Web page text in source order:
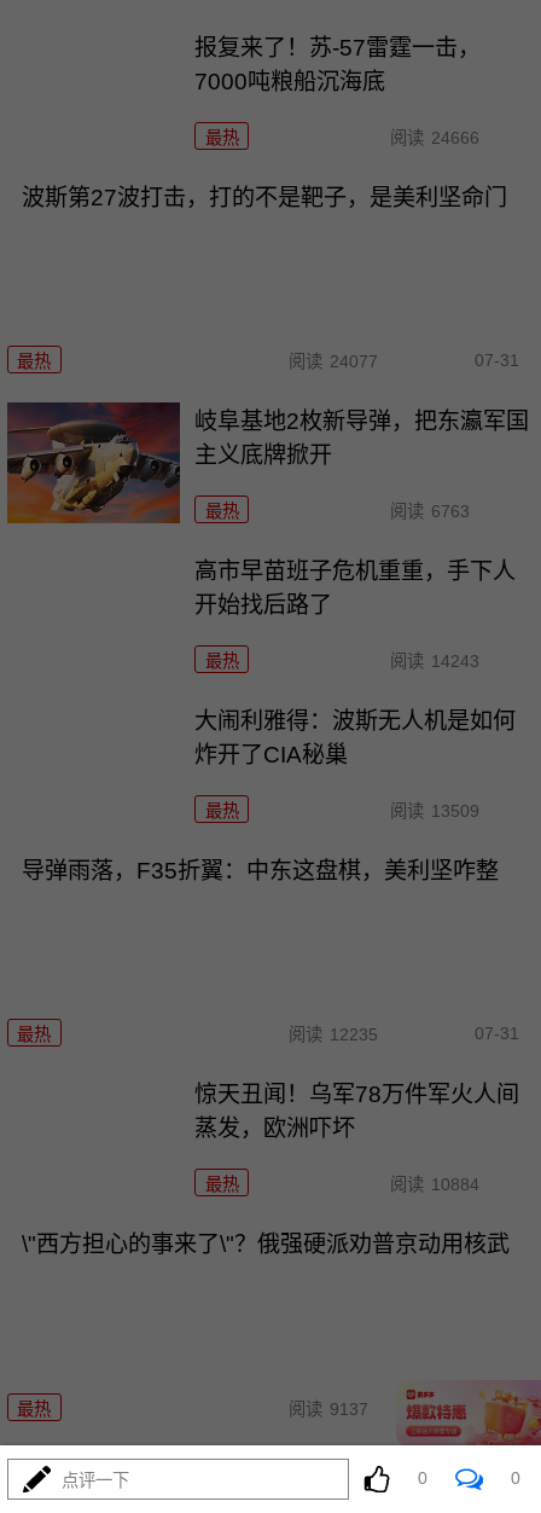
报复来了！苏-57雷霆一击，
7000吨粮船沉海底
最热 阅读 24666
波斯第27波打击，打的不是靶子，是美利坚命门
最热 阅读 24077 07-31
岐阜基地2枚新导弹，把东瀛军国
主义底牌掀开
最热 阅读 6763
高市早苗班子危机重重，手下人
开始找后路了
最热 阅读 14243
大闹利雅得：波斯无人机是如何
炸开了CIA秘巢
最热 阅读 13509
导弹雨落，F35折翼：中东这盘棋，美利坚咋整
最热 阅读 12235 07-31
惊天丑闻！乌军78万件军火人间
蒸发，欧洲吓坏
最热 阅读 10884
\"西方担心的事来了\"？俄强硬派劝普京动用核武
最热 阅读 9137 07-31
沙特2座炼油厂火光冲天，中东这个火药桶爆燃
点评一下 0 0